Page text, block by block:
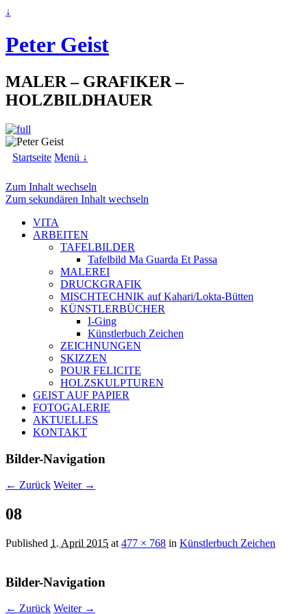
↓
Peter Geist
MALER – GRAFIKER –
HOLZBILDHAUER
Startseite Menü ↓
Zum Inhalt wechseln
Zum sekundären Inhalt wechseln
VITA
ARBEITEN
TAFELBILDER
Tafelbild Ma Guarda Et Passa
MALEREI
DRUCKGRAFIK
MISCHTECHNIK auf Kahari/Lokta-Bütten
KÜNSTLERBÜCHER
I-Ging
Künstlerbuch Zeichen
ZEICHNUNGEN
SKIZZEN
POUR FELICITE
HOLZSKULPTUREN
GEIST AUF PAPIER
FOTOGALERIE
AKTUELLES
KONTAKT
Bilder-Navigation
← Zurück Weiter →
08
Published 1. April 2015 at 477 × 768 in Künstlerbuch Zeichen
Bilder-Navigation
← Zurück Weiter →